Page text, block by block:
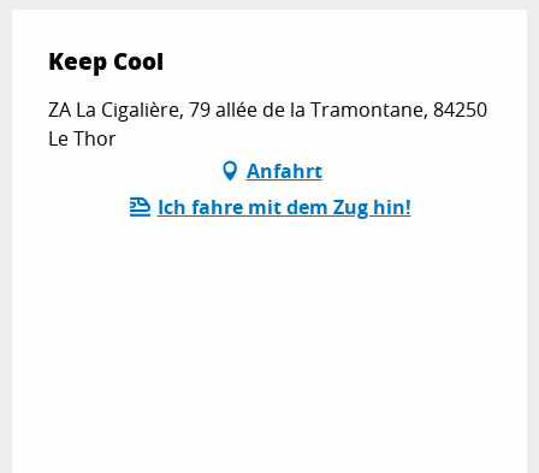
Keep Cool
ZA La Cigalière, 79 allée de la Tramontane, 84250
Le Thor
Anfahrt
Ich fahre mit dem Zug hin!